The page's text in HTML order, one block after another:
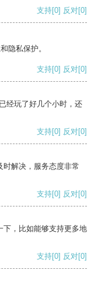
支持[0] 反对[0]
隐私保护。
支持[0] 反对[0]
经玩了好几个小时，还
支持[0] 反对[0]
时解决，服务态度非常
支持[0] 反对[0]
下，比如能够支持更多地
支持[0] 反对[0]